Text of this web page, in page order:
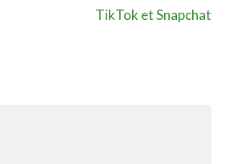
TikTok et Snapchat